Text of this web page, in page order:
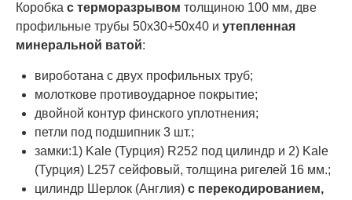
Коробка с терморазрывом толщиною 100 мм, две
профильные трубы 50х30+50х40 и утепленная
минеральной ватой:
вироботана с двух профильных труб;
молоткове противоударное покрытие;
двойной контур финского уплотнения;
петли под подшипник 3 шт.;
замки:1) Kale (Турция) R252 под цилиндр и 2) Kale
(Турция) L257 сейфовый, толщина ригелей 16 мм.;
цилиндр Шерлок (Англия) с перекодированием,